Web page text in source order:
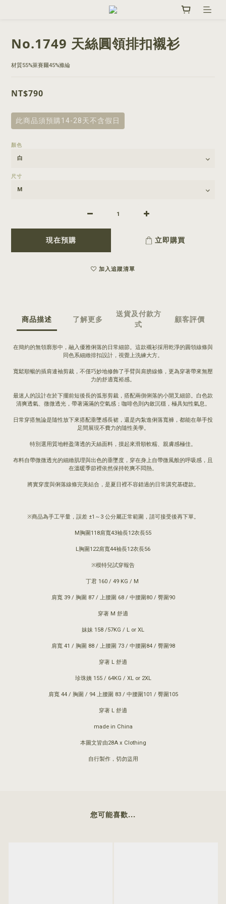
No.1749 天絲圓領排扣襯衫
材質55%萊賽爾45%滌綸
NT$790
此商品須預購14-28天不含假日
顏色
尺寸
現在預購 立即購買
加入追蹤清單
商品描述 了解更多
送貨及付款方
式
顧客評價
在簡約的無領廓形中，融入優雅俐落的日常細節。這款襯衫採用乾淨的圓領線條與
同色系細緻排扣設計，視覺上洗練大方。
寬鬆順暢的插肩連袖剪裁，不僅巧妙地修飾了手臂與肩膀線條，更為穿著帶來無壓
力的舒適寬裕感。
最迷人的設計在於下擺前短後長的弧形剪裁，搭配兩側俐落的小開叉細節。白色款
清爽透氣、微微透光，帶著滿滿的空氣感；咖啡色則內斂沉穩，極具知性氣息。
日常穿搭無論是隨性放下來搭配垂墜感長裙，還是內紮進俐落寬褲，都能在舉手投
足間展現不費力的隨性美學。
特別選用質地輕盈薄透的天絲面料，摸起來滑順軟糯、親膚感極佳。
布料自帶微微透光的細緻肌理與出色的垂墜度，穿在身上自帶微風般的呼吸感，且
在溫暖季節裡依然保持乾爽不悶熱。
將實穿度與俐落線條完美結合，是夏日裡不容錯過的日常講究基礎款。
※商品為手工平量，誤差 ±1～3 公分屬正常範圍，請可接受後再下單。
M胸圍118肩寬43袖長12衣長55
L胸圍122肩寬44袖長12衣長56
※模特兒試穿報告
丁君 160 / 49 KG / M
肩寬 39 / 胸圍 87 / 上腰圍 68 / 中腰圍80 / 臀圍90
穿著 M 舒適
妹妹 158 /57KG / L or XL
肩寬 41 / 胸圍 88 / 上腰圍 73 / 中腰圍84 / 臀圍98
穿著 L 舒適
珍珠姨 155 / 64KG / XL or 2XL
肩寬 44 / 胸圍 / 94 上腰圍 83 / 中腰圍101 / 臀圍105
穿著 L 舒適
made in China
本圖文皆由28A x Clothing
自行製作，切勿盜用
您可能喜歡...